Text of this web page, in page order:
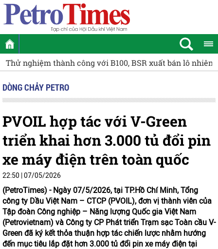
B100, BSR xuất bán lô nhiên liệu Diesel sinh học B5
DÒNG CHẢY PETRO
PVOIL hợp tác với V-Green
triển khai hơn 3.000 tủ đổi pin
xe máy điện trên toàn quốc
22:50 | 07/05/2026
(PetroTimes) - Ngày 07/5/2026, tại TP.Hồ Chí Minh, Tổng
công ty Dầu Việt Nam – CTCP (PVOIL), đơn vị thành viên của
Tập đoàn Công nghiệp – Năng lượng Quốc gia Việt Nam
(Petrovietnam) và Công ty CP Phát triển Trạm sạc Toàn cầu V-
Green đã ký kết thỏa thuận hợp tác chiến lược nhằm hướng
đến mục tiêu lắp đặt hơn 3.000 tủ đổi pin xe máy điện tại